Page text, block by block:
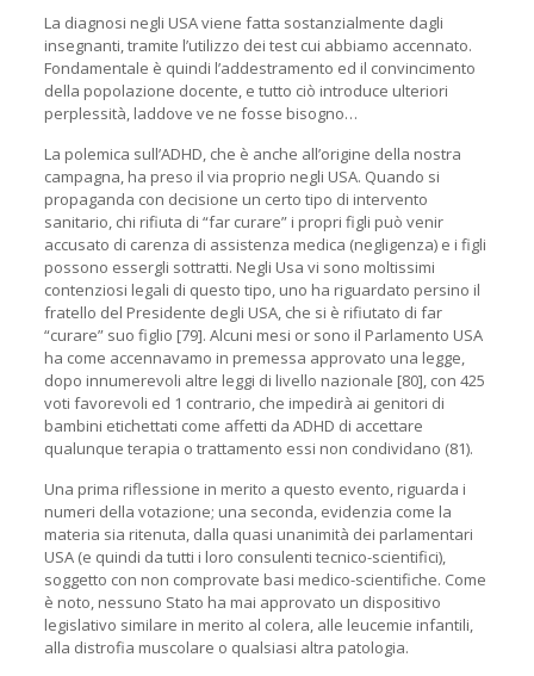
La diagnosi negli USA viene fatta sostanzialmente dagli
insegnanti, tramite l’utilizzo dei test cui abbiamo accennato.
Fondamentale è quindi l’addestramento ed il convincimento
della popolazione docente, e tutto ciò introduce ulteriori
perplessità, laddove ve ne fosse bisogno…
La polemica sull’ADHD, che è anche all’origine della nostra
campagna, ha preso il via proprio negli USA. Quando si
propaganda con decisione un certo tipo di intervento
sanitario, chi rifiuta di “far curare” i propri figli può venir
accusato di carenza di assistenza medica (negligenza) e i figli
possono essergli sottratti. Negli Usa vi sono moltissimi
contenziosi legali di questo tipo, uno ha riguardato persino il
fratello del Presidente degli USA, che si è rifiutato di far
“curare” suo figlio [79]. Alcuni mesi or sono il Parlamento USA
ha come accennavamo in premessa approvato una legge,
dopo innumerevoli altre leggi di livello nazionale [80], con 425
voti favorevoli ed 1 contrario, che impedirà ai genitori di
bambini etichettati come affetti da ADHD di accettare
qualunque terapia o trattamento essi non condividano (81).
Una prima riflessione in merito a questo evento, riguarda i
numeri della votazione; una seconda, evidenzia come la
materia sia ritenuta, dalla quasi unanimità dei parlamentari
USA (e quindi da tutti i loro consulenti tecnico-scientifici),
soggetto con non comprovate basi medico-scientifiche. Come
è noto, nessuno Stato ha mai approvato un dispositivo
legislativo similare in merito al colera, alle leucemie infantili,
alla distrofia muscolare o qualsiasi altra patologia.